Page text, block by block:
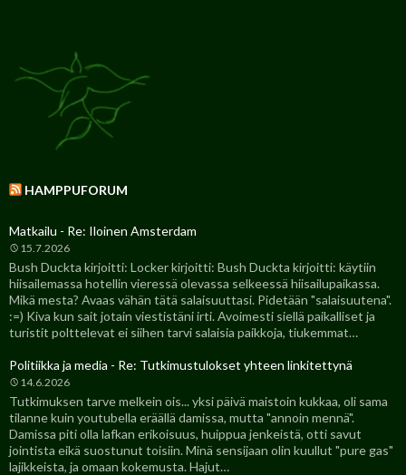
HAMPPUFORUM
Matkailu - Re: Iloinen Amsterdam
15.7.2026
Bush Duckta kirjoitti: Locker kirjoitti: Bush Duckta kirjoitti: käytiin
hiisailemassa hotellin vieressä olevassa selkeessä hiisailupaikassa.
Mikä mesta? Avaas vähän tätä salaisuuttasi. Pidetään "salaisuutena".
:=) Kiva kun sait jotain viestistäni irti. Avoimesti siellä paikalliset ja
turistit polttelevat ei siihen tarvi salaisia paikkoja, tiukemmat…
Politiikka ja media - Re: Tutkimustulokset yhteen linkitettynä
14.6.2026
Tutkimuksen tarve melkein ois... yksi päivä maistoin kukkaa, oli sama
tilanne kuin youtubella eräällä damissa, mutta "annoin mennä".
Damissa piti olla lafkan erikoisuus, huippua jenkeistä, otti savut
jointista eikä suostunut toisiin. Minä sensijaan olin kuullut "pure gas"
lajikkeista, ja omaan kokemusta. Hajut…